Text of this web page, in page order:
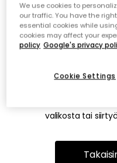
Emme
Tämä voi johtua siitä,
on siirretty muualle.
valikosta tai
We use cookies to
our traffic. You have the
essential cookies while
cookies may affect your
policy Google's privacy
Cookie Settings